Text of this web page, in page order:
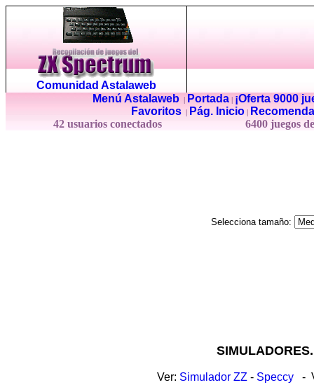
Comunidad Astalaweb
Menú Astalaweb| Portada|
¡Oferta 9000
Favoritos
Pág. Inicio
42 usuarios conectados
6400 juegos
Selecciona tamaño:
Ver: Simulador ZZ - Speccy -